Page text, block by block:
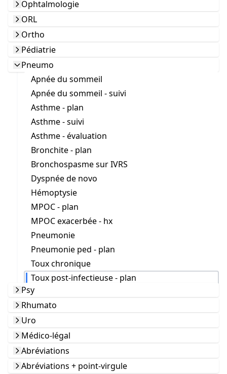
Ophtalmologie
ORL
Ortho
Pédiatrie
Pneumo
Apnée du sommeil
Apnée du sommeil - suivi
Asthme - plan
Asthme - suivi
Asthme - évaluation
Bronchite - plan
Bronchospasme sur IVRS
Dyspnée de novo
Hémoptysie
MPOC - plan
MPOC exacerbée - hx
Pneumonie
Pneumonie ped - plan
Toux chronique
Toux post-infectieuse - plan
Psy
Rhumato
Uro
Médico-légal
Abréviations
Abréviations + point-virgule